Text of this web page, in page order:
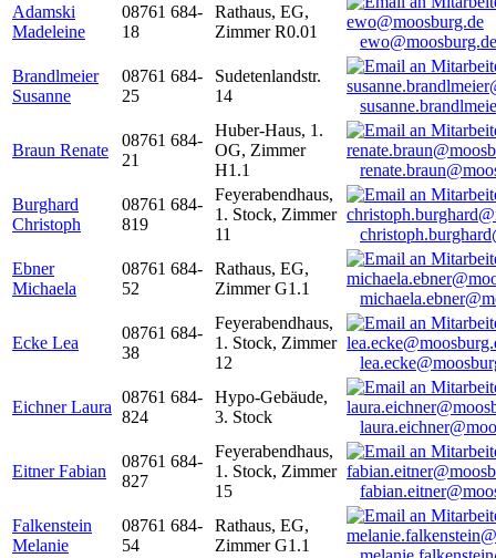
Adamski
Madeleine
08761 684-
18
Rathaus, EG,
Zimmer R0.01
ewo@moosburg.de
Brandlmeier
Susanne
08761 684-
25
Sudetenlandstr.
14
Braun Renate
08761 684-
21
Huber-Haus, 1.
OG, Zimmer
H1.1
Burghard
Christoph
08761 684-
819
Feyerabendhaus,
1. Stock, Zimmer
11
Ebner
Michaela
08761 684-
52
Rathaus, EG,
Zimmer G1.1
Ecke Lea
08761 684-
38
Feyerabendhaus,
1. Stock, Zimmer
12
Eichner Laura
08761 684-
824
Hypo-Gebäude,
3. Stock
Eitner Fabian
08761 684-
827
Feyerabendhaus,
1. Stock, Zimmer
15
Falkenstein
Melanie
08761 684-
54
Rathaus, EG,
Zimmer G1.1